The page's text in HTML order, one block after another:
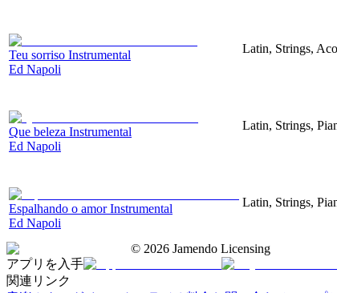
Teu sorriso Instrumental
Ed Napoli
Latin, Strings,
Que beleza Instrumental
Ed Napoli
Latin, Strings,
Espalhando o amor Instrumental
Ed Napoli
Latin, Strings,
© 2026 Jamendo Licensing
アプリを入手
関連リンク